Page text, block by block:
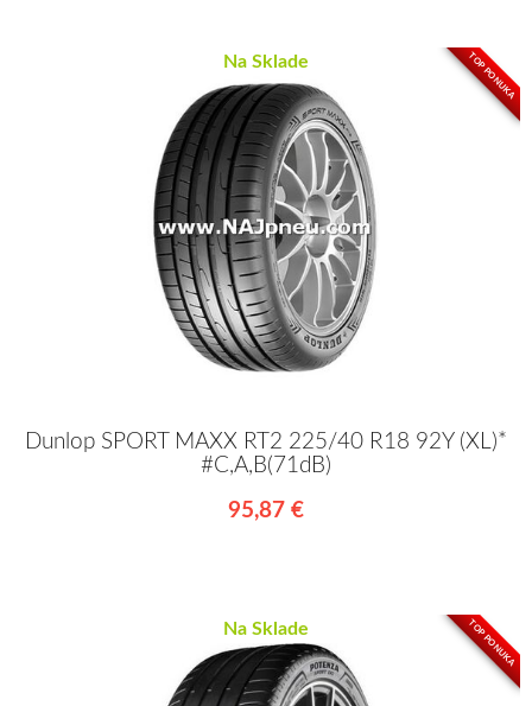
TOP PONUKA
Na Sklade
Dunlop SPORT MAXX RT2 225/40 R18 92Y (XL)*
#C,A,B(71dB)
95,87 €
TOP PONUKA
Na Sklade